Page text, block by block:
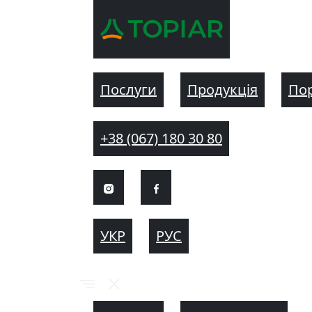
Послуги Продукція
+38 (067) 180 30 80
УКР РУС